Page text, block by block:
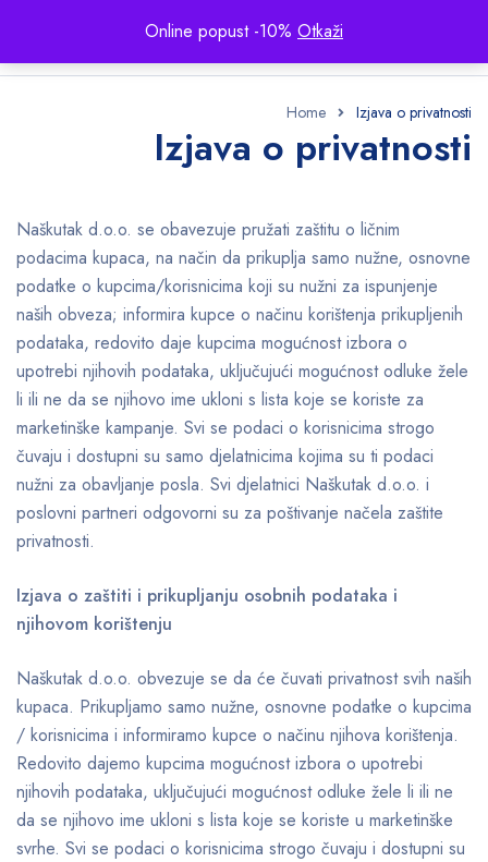
Online popust -10% Otkaži
Home Izjava o privatnosti
Izjava o privatnosti
Naškutak d.o.o. se obavezuje pružati zaštitu o ličnim
podacima kupaca, na način da prikuplja samo nužne, osnovne
podatke o kupcima/korisnicima koji su nužni za ispunjenje
naših obveza; informira kupce o načinu korištenja prikupljenih
podataka, redovito daje kupcima mogućnost izbora o
upotrebi njihovih podataka, uključujući mogućnost odluke žele
li ili ne da se njihovo ime ukloni s lista koje se koriste za
marketinške kampanje. Svi se podaci o korisnicima strogo
čuvaju i dostupni su samo djelatnicima kojima su ti podaci
nužni za obavljanje posla. Svi djelatnici Naškutak d.o.o. i
poslovni partneri odgovorni su za poštivanje načela zaštite
privatnosti.
Izjava o zaštiti i prikupljanju osobnih podataka i
njihovom korištenju
Naškutak d.o.o. obvezuje se da će čuvati privatnost svih naših
kupaca. Prikupljamo samo nužne, osnovne podatke o kupcima
/ korisnicima i informiramo kupce o načinu njihova korištenja.
Redovito dajemo kupcima mogućnost izbora o upotrebi
njihovih podataka, uključujući mogućnost odluke žele li ili ne
da se njihovo ime ukloni s lista koje se koriste u marketinške
svrhe. Svi se podaci o korisnicima strogo čuvaju i dostupni su